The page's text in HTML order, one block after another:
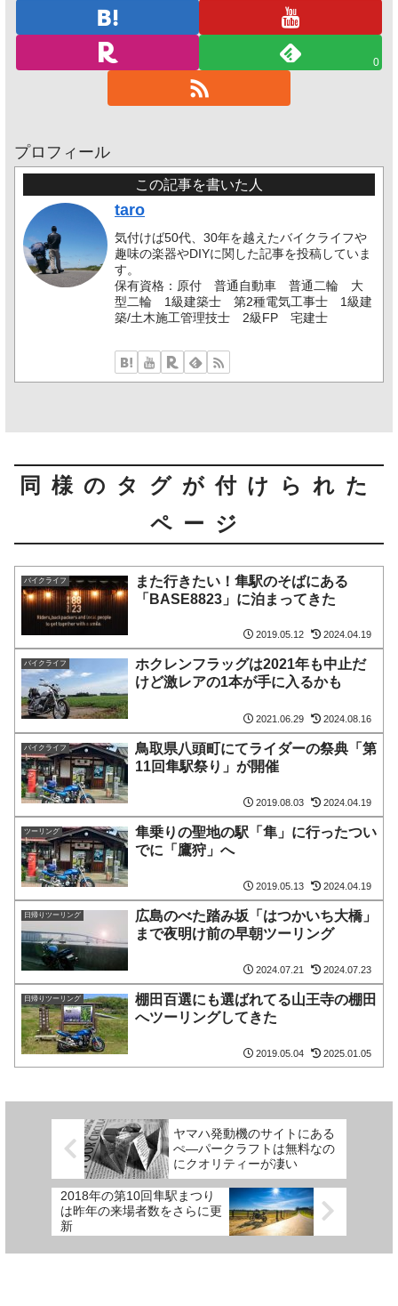
0
プロフィール
この記事を書いた人
taro
気付けば50代、30年を越えたバイクライフや
趣味の楽器やDIYに関した記事を投稿していま
す。
保有資格：原付 普通自動車 普通二輪 大
型二輪 1級建築士 第2種電気工事士 1級建
築/土木施工管理技士 2級FP 宅建士
同様のタグが付けられた
ページ
バイクライフ
また行きたい！隼駅のそばにある
「BASE8823」に泊まってきた
2019.05.12 2024.04.19
バイクライフ
ホクレンフラッグは2021年も中止だ
けど激レアの1本が手に入るかも
2021.06.29 2024.08.16
バイクライフ
鳥取県八頭町にてライダーの祭典「第
11回隼駅祭り」が開催
2019.08.03 2024.04.19
ツーリング
隼乗りの聖地の駅「隼」に行ったつい
でに「鷹狩」へ
2019.05.13 2024.04.19
日帰りツーリング
広島のべた踏み坂「はつかいち大橋」
まで夜明け前の早朝ツーリング
2024.07.21 2024.07.23
日帰りツーリング
棚田百選にも選ばれてる山王寺の棚田
へツーリングしてきた
2019.05.04 2025.01.05
ヤマハ発動機のサイトにある
ぺ―パークラフトは無料なの
にクオリティーが凄い
2018年の第10回隼駅まつり
は昨年の来場者数をさらに更
新